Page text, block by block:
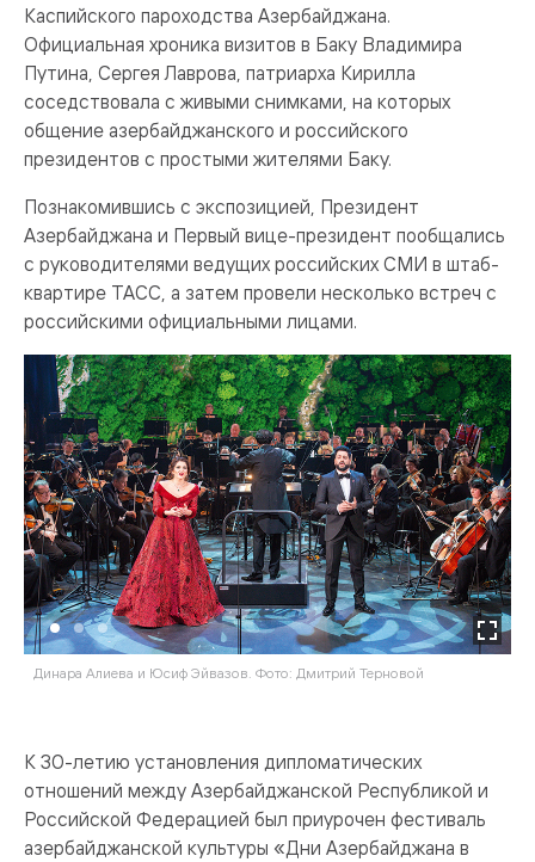
Каспийского пароходства Азербайджана.
Официальная хроника визитов в Баку Владимира
Путина, Сергея Лаврова, патриарха Кирилла
соседствовала с живыми снимками, на которых
общение азербайджанского и российского
президентов с простыми жителями Баку.
Познакомившись с экспозицией, Президент
Азербайджана и Первый вице-президент пообщались
с руководителями ведущих российских СМИ в штаб-
квартире ТАСС, а затем провели несколько встреч с
российскими официальными лицами.
Динара Алиева и Юсиф Эйвазов. Фото: Дмитрий Терновой
К 30-летию установления дипломатических
отношений между Азербайджанской Республикой и
Российской Федерацией был приурочен фестиваль
азербайджанской культуры «Дни Азербайджана в